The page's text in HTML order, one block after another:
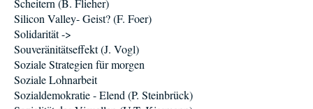
Scheitern (B. Flieher)
Silicon Valley- Geist? (F. Foer)
Solidarität ->
Souveränitätseffekt (J. Vogl)
Soziale Strategien für morgen
Soziale Lohnarbeit
Sozialdemokratie - Elend (P. Steinbrück)